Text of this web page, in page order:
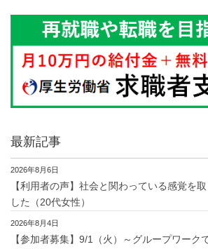
最新記事
2026年8月6日
【利用者の声】社会と関わっている感覚を
した（20代女性）
2026年8月4日
【参加者募集】9/1（火）～グループワーク